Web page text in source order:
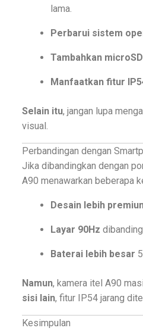
lama.
Perbarui sistem
Tambahkan microSD
Manfaatkan fitur
Selain itu, jangan lupa
visual.
Perbandingan dengan
Jika dibandingkan dengan
A90 menawarkan beberapa
Desain lebih
Layar 90Hz
Baterai lebih besar
Namun, kamera itel A90
sisi lain, fitur IP54 jarang
Kesimpulan